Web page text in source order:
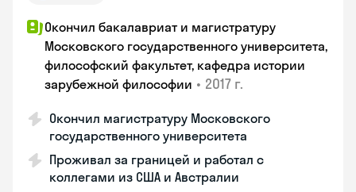
Окончил бакалавриат и магистратуру
Московского государственного университета,
философский факультет, кафедра истории
зарубежной философии • 2017 г.
Окончил магистратуру Московского
государственного университета
Проживал за границей и работал с
коллегами из США и Австралии